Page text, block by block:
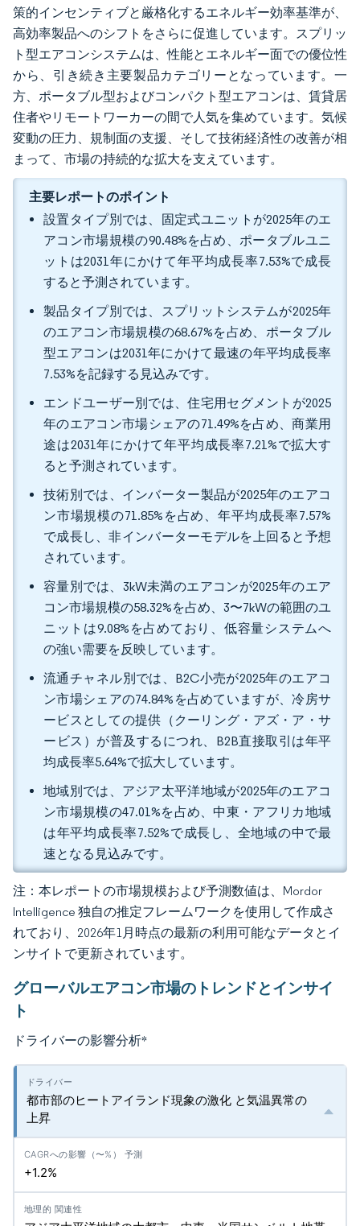
策的インセンティブと厳格化するエネルギー効率基準が、
高効率製品へのシフトをさらに促進しています。スプリッ
ト型エアコンシステムは、性能とエネルギー面での優位性
から、引き続き主要製品カテゴリーとなっています。一
方、ポータブル型およびコンパクト型エアコンは、賃貸居
住者やリモートワーカーの間で人気を集めています。気候
変動の圧力、規制面の支援、そして技術経済性の改善が相
まって、市場の持続的な拡大を支えています。
主要レポートのポイント
設置タイプ別では、固定式ユニットが2025年のエ
アコン市場規模の90.48%を占め、ポータブルユニ
ットは2031年にかけて年平均成長率7.53%で成長
すると予測されています。
製品タイプ別では、スプリットシステムが2025年
のエアコン市場規模の68.67%を占め、ポータブル
型エアコンは2031年にかけて最速の年平均成長率
7.53%を記録する見込みです。
エンドユーザー別では、住宅用セグメントが2025
年のエアコン市場シェアの71.49%を占め、商業用
途は2031年にかけて年平均成長率7.21%で拡大す
ると予測されています。
技術別では、インバーター製品が2025年のエアコ
ン市場規模の71.85%を占め、年平均成長率7.57%
で成長し、非インバーターモデルを上回ると予想
されています。
容量別では、3kW未満のエアコンが2025年のエア
コン市場規模の58.32%を占め、3〜7kWの範囲のユ
ニットは9.08%を占めており、低容量システムへ
の強い需要を反映しています。
流通チャネル別では、B2C小売が2025年のエアコ
ン市場シェアの74.84%を占めていますが、冷房サ
ービスとしての提供（クーリング・アズ・ア・サ
ービス）が普及するにつれ、B2B直接取引は年平
均成長率5.64%で拡大しています。
地域別では、アジア太平洋地域が2025年のエアコ
ン市場規模の47.01%を占め、中東・アフリカ地域
は年平均成長率7.52%で成長し、全地域の中で最
速となる見込みです。
注：本レポートの市場規模および予測数値は、Mordor
Intelligence 独自の推定フレームワークを使用して作成さ
れており、2026年1月時点の最新の利用可能なデータとイ
ンサイトで更新されています。
グローバルエアコン市場のトレンドとインサイ
ト
ドライバーの影響分析*
都市部のヒートアイランド現象の激化 と気温異常の
上昇
+1.2%